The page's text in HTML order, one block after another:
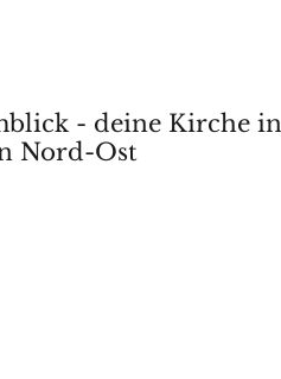
- deine Kirche in
Nord-Ost